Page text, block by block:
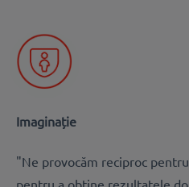
Imaginație
"Ne provocăm reciproc